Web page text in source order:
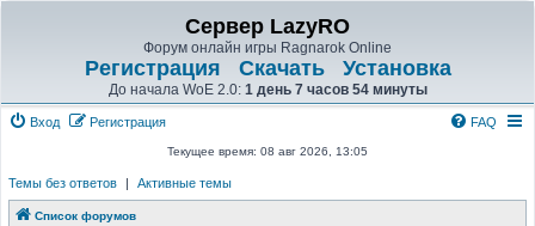
Сервер LazyRO
Форум онлайн игры Ragnarok Online
Регистрация Скачать Установка
До начала WoE 2.0: 1 день 7 часов 54 минуты
Вход Регистрация FAQ
Текущее время: 08 авг 2026, 13:05
Темы без ответов | Активные темы
Список форумов